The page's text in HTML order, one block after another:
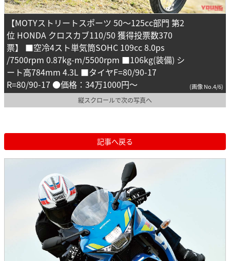
【MOTYストリートスポーツ 50～125cc部門 第2
位 HONDA クロスカブ110/50 獲得投票数370
票】 ■空冷4スト単気筒SOHC 109cc 8.0ps
/7500rpm 0.87kg-m/5500rpm ■106kg(装備) シ
ート高784mm 4.3L ■タイヤF=80/90-17
R=80/90-17 ●価格：34万1000円～
(画像 No.4/6)
縦スクロールで次の写真へ
記事へ戻る